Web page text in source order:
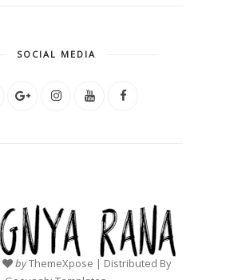
SOCIAL MEDIA
byThemeXpose | Distributed By